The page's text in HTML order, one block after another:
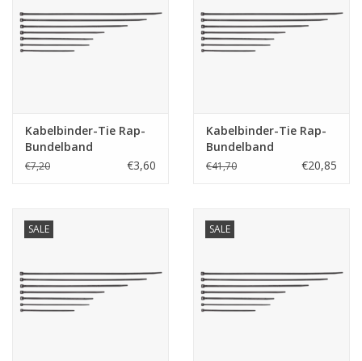
Competition tools
Merken
Kabelbinder-Tie Rap-
Bundelband
professioneel!!!
€7,20 €3,60
Kabelbinder-Tie Rap-
Bundelband
professioneel!!!
€41,70 €20,85
SALE SALE